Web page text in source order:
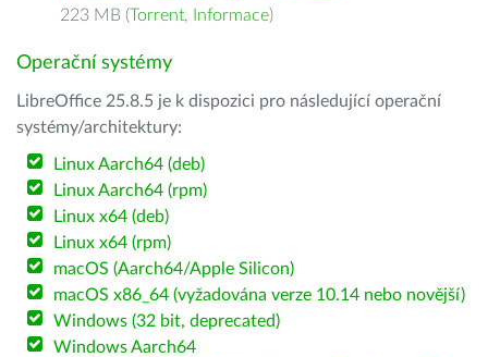
223 MB (Torrent, Informace)
Operační systémy
LibreOffice 25.8.5 je k dispozici pro následující operační
systémy/architektury:
Linux Aarch64 (deb)
Linux Aarch64 (rpm)
Linux x64 (deb)
Linux x64 (rpm)
macOS (Aarch64/Apple Silicon)
macOS x86_64 (vyžadována verze 10.14 nebo novější)
Windows (32 bit, deprecated)
Windows Aarch64